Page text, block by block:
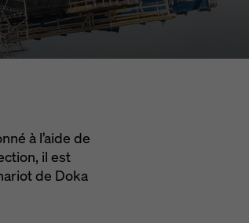
à l’aide de
il est
de Doka